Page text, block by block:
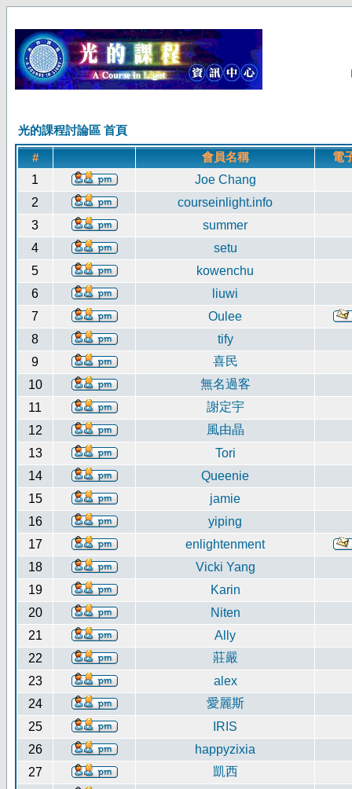
光的課程討論區 首頁
# 會員名稱
電
1
Joe Chang
2
courseinlight.info
3
summer
4
setu
5
kowenchu
6
liuwi
7
Oulee
8
tify
9
喜民
10
無名過客
11
謝定宇
12
風由晶
13
Tori
14
Queenie
15
jamie
16
yiping
17
enlightenment
18
Vicki Yang
19
Karin
20
Niten
21
Ally
22
莊嚴
23
alex
24
愛麗斯
25
IRIS
26
happyzixia
27
凱西